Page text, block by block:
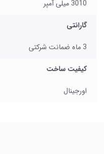
3010 میلی آمپر
گارانتی
3 ماه ضمانت شرکتی
کیفیت ساخت
اورجینال